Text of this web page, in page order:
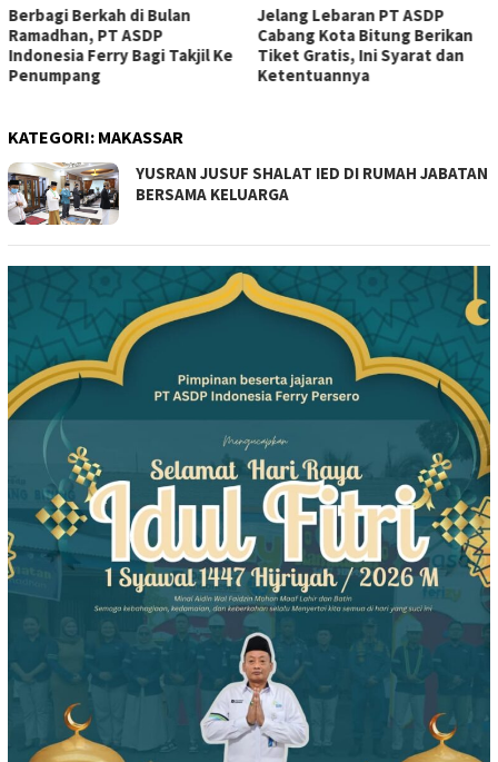
Jelang Lebaran PT ASDP
Cabang Kota Bitung Berikan
Tiket Gratis, Ini Syarat dan
Ketentuannya
Kodaeral VIII Gagalkan 1,4 Ton
Cianida di Perairan Sulawesi
KATEGORI: MAKASSAR
YUSRAN JUSUF SHALAT IED DI RUMAH JABATAN
BERSAMA KELUARGA